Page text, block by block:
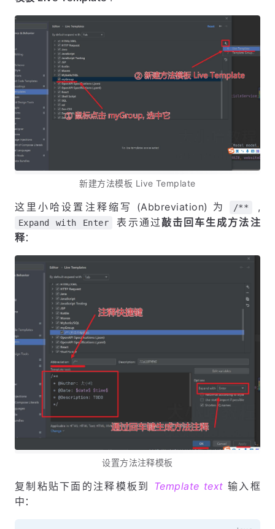
新建方法模板 Live Template
这里小哈设置注释缩写 (Abbreviation) 为 /** ,
Expand with Enter 表示通过敲击回车生成方法注
释：
设置方法注释模板
复制粘贴下面的注释模板到 Template text 输入框
中：